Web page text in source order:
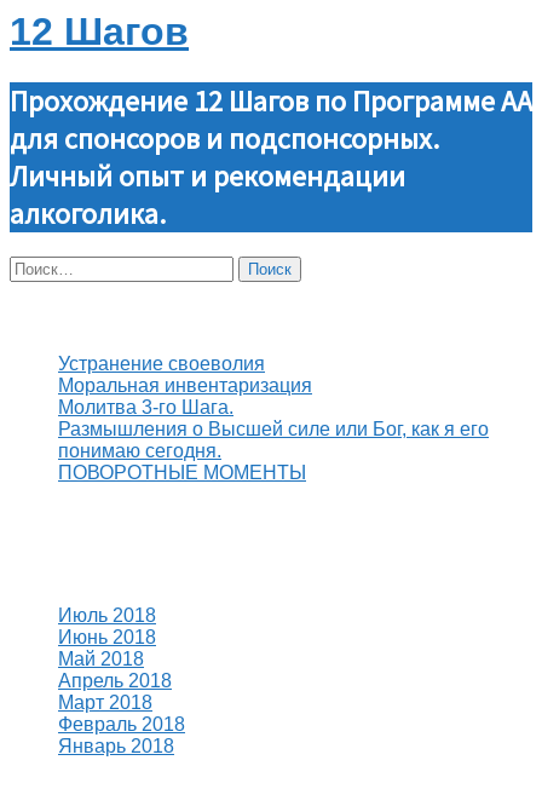
12 Шагов
Прохождение 12 Шагов по Программе АА
для спонсоров и подспонсорных.
Личный опыт и рекомендации
алкоголика.
Найти:
Устранение своеволия
Моральная инвентаризация
Молитва 3-го Шага.
Размышления о Высшей силе или Бог, как я его
понимаю сегодня.
ПОВОРОТНЫЕ МОМЕНТЫ
Июль 2018
Июнь 2018
Май 2018
Апрель 2018
Март 2018
Февраль 2018
Январь 2018